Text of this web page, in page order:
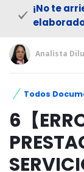
¡No te
Analista
Todos
6【